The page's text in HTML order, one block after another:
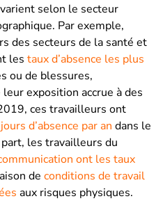
selon le secteur
Par exemple,
des secteurs de la santé et
les taux d’absence les plus
ou de blessures,
exposition accrue à des
ces travailleurs ont
d’absence par an dans le
les travailleurs du
ont les taux
de conditions de travail
aux risques physiques.